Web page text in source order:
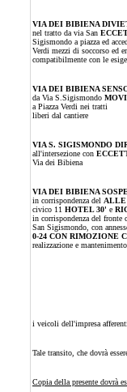
VIA DEI BIBIENA
nel tratto da via San
Sigismondo a piazza ed
Verdi mezzi di soccorso ed
compatibilmente con le
VIA DEI BIBIENA
da Via S.Sigismondo
a Piazza Verdi nei tratti
liberi dal cantiere
VIA S. SIGISMONDO
all'intersezione con
Via dei Bibiena
VIA DEI BIBIENA
in corrispondenza del ALLE
civico 11 HOTEL 30' e
in corrispondenza del fronte
San Sigismondo, con
0-24 CON RIMOZIONE
realizzazione e
i veicoli dell'impresa
Tale transito, che dovrà
Copia della presente dovrà